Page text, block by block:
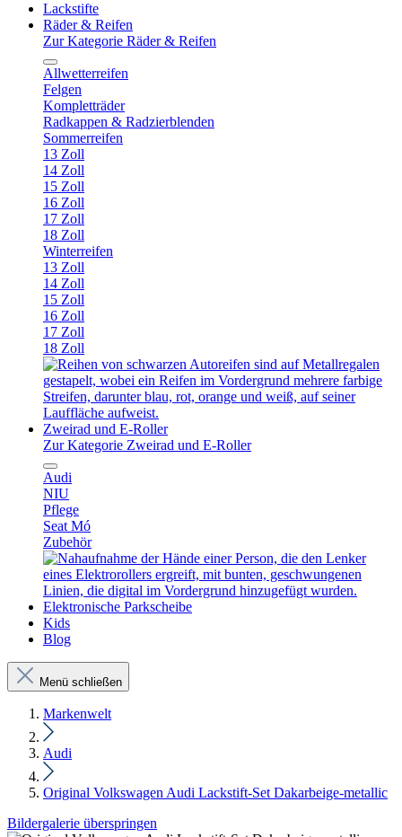
Lackstifte
Räder & Reifen
Zur Kategorie Räder & Reifen
Allwetterreifen
Felgen
Kompletträder
Radkappen & Radzierblenden
Sommerreifen
13 Zoll
14 Zoll
15 Zoll
16 Zoll
17 Zoll
18 Zoll
Winterreifen
13 Zoll
14 Zoll
15 Zoll
16 Zoll
17 Zoll
18 Zoll
Zweirad und E-Roller
Zur Kategorie Zweirad und E-Roller
Audi
NIU
Pflege
Seat Mó
Zubehör
Elektronische Parkscheibe
Kids
Blog
Menü schließen
Markenwelt
Audi
Original Volkswagen Audi Lackstift-Set Dakarbeige-metallic
Bildergalerie überspringen